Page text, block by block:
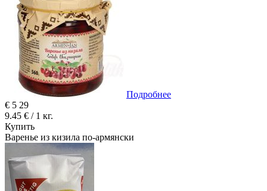
Подробнее
€ 5 29
9.45 € / 1 кг.
Купить
Варенье из кизила по-армянски